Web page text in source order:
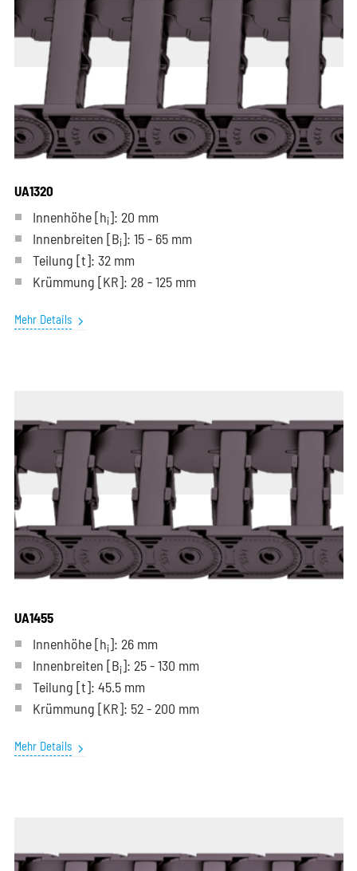
UA1320
Innenhöhe [hi]: 20 mm
Innenbreiten [Bi]: 15 - 65 mm
Teilung [t]: 32 mm
Krümmung [KR]: 28 - 125 mm
Mehr Details
UA1455
Innenhöhe [hi]: 26 mm
Innenbreiten [Bi]: 25 - 130 mm
Teilung [t]: 45.5 mm
Krümmung [KR]: 52 - 200 mm
Mehr Details